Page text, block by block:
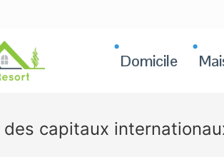
Domicile
des capitaux